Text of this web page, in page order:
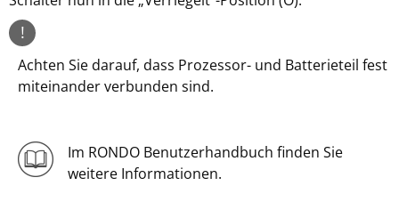
!
Achten Sie darauf, dass Prozessor- und Batterieteil fest
miteinander verbunden sind.
Im RONDO Benutzerhandbuch finden Sie
weitere Informationen.